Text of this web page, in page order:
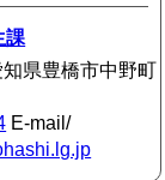
課
県豊橋市中野町
E-mail/